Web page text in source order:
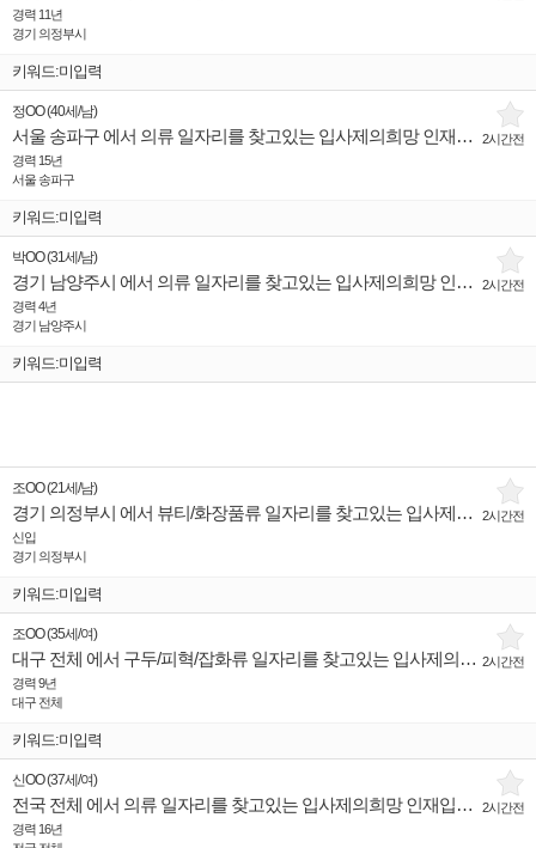
경력 11년
경기 의정부시
키워드:미입력
2시간전
정OO(40세 /남)
서울 송파구 에서 의류 일자리를 찾고있는 입사제의희망 인재입니다.
경력 15년
서울 송파구
키워드:미입력
2시간전
박OO(31세 /남)
경기 남양주시 에서 의류 일자리를 찾고있는 입사제의희망 인재입니다.
경력 4년
경기 남양주시
키워드:미입력
2시간전
조OO(21세 /남)
경기 의정부시 에서 뷰티/화장품류 일자리를 찾고있는 입사제의희망 인재입니다.
신입
경기 의정부시
키워드:미입력
2시간전
조OO(35세 /여)
대구 전체 에서 구두/피혁/잡화류 일자리를 찾고있는 입사제의희망 인재입니다.
경력 9년
대구 전체
키워드:미입력
2시간전
신OO(37세 /여)
전국 전체 에서 의류 일자리를 찾고있는 입사제의희망 인재입니다.
경력 16년